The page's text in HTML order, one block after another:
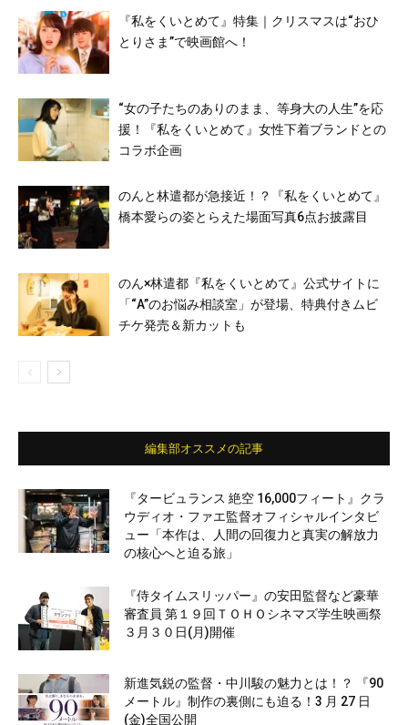
『私をくいとめて』特集｜クリスマスは“おひ
とりさま”で映画館へ！
“女の子たちのありのまま、等身大の人生”を応
援！『私をくいとめて』女性下着ブランドとの
コラボ企画
のんと林遣都が急接近！？『私をくいとめて』
橋本愛らの姿とらえた場面写真6点お披露目
のん×林遣都『私をくいとめて』公式サイトに
「“A”のお悩み相談室」が登場、特典付きムビ
チケ発売＆新カットも
編集部オススメの記事
『タービュランス 絶空 16,000フィート』クラ
ウディオ・ファエ監督オフィシャルインタビ
ュー「本作は、人間の回復力と真実の解放力
の核心へと迫る旅」
『侍タイムスリッパー』の安田監督など豪華
審査員 第１９回ＴＯＨＯシネマズ学生映画祭
３月３０日(月)開催
新進気鋭の監督・中川駿の魅力とは！？ 『90
メートル』制作の裏側にも迫る！3 月 27 日
(金)全国公開